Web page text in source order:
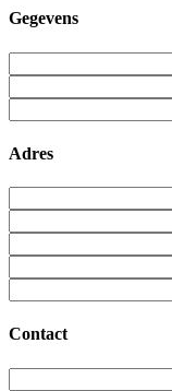
Gegevens
Adres
Contact